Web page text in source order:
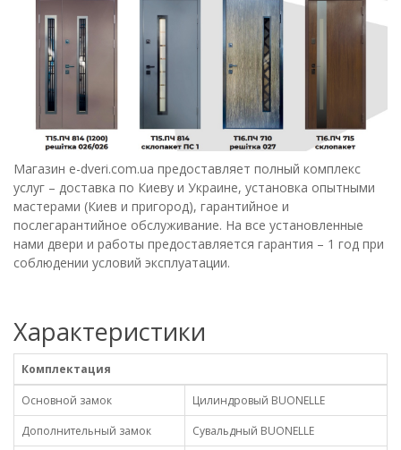
Магазин e-dveri.com.ua предоставляет полный комплекс
услуг – доставка по Киеву и Украине, установка опытными
мастерами (Киев и пригород), гарантийное и
послегарантийное обслуживание. На все установленные
нами двери и работы предоставляется гарантия – 1 год при
соблюдении условий эксплуатации.
Характеристики
Комплектация
Основной замок
Цилиндровый BUONELLE
Дополнительный замок
Сувальдный BUONELLE